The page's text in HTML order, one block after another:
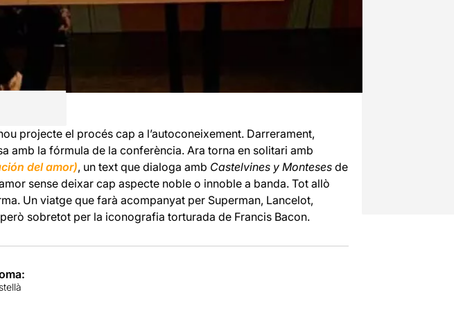
projecte el procés cap a l’autoconeixement. Darrerament,
amb la fórmula de la conferència. Ara torna en solitari amb
del amor), un text que dialoga amb Castelvines y Montesesde
sense deixar cap aspecte noble o innoble a banda. Tot allò
Un viatge que farà acompanyat per Superman, Lancelot,
sobretot per la iconografia torturada de Francis Bacon.